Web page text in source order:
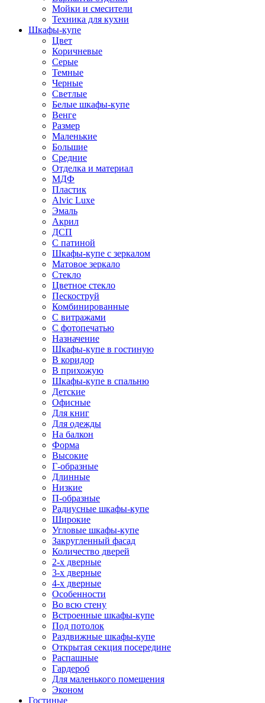
Мойки и смесители
Техника для кухни
Шкафы-купе
Цвет
Коричневые
Серые
Темные
Черные
Светлые
Белые шкафы-купе
Венге
Размер
Маленькие
Большие
Средние
Отделка и материал
МДФ
Пластик
Alvic Luxe
Эмаль
Акрил
ДСП
С патиной
Шкафы-купе с зеркалом
Матовое зеркало
Стекло
Цветное стекло
Пескоструй
Комбинированные
С витражами
С фотопечатью
Назначение
Шкафы-купе в гостиную
В коридор
В прихожую
Шкафы-купе в спальню
Детские
Офисные
Для книг
Для одежды
На балкон
Форма
Высокие
Г-образные
Длинные
Низкие
П-образные
Радиусные шкафы-купе
Широкие
Угловые шкафы-купе
Закругленный фасад
Количество дверей
2-х дверные
3-х дверные
4-х дверные
Особенности
Во всю стену
Встроенные шкафы-купе
Под потолок
Раздвижные шкафы-купе
Открытая секция посередине
Распашные
Гардероб
Для маленького помещения
Эконом
Гостиные